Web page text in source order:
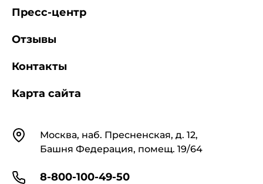
КонтактыМосква, наб. Пресненская, д. 12,
Башня Федерация, помещ. 19/64
8-800-100-49-50
Пресс-центр
Отзывы
Контакты
Карта сайта